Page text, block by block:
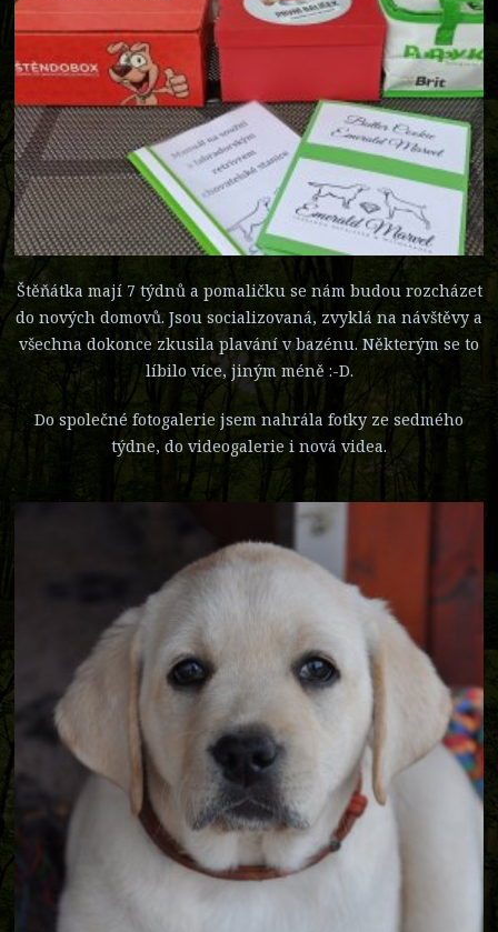
Štěňátka mají 7 týdnů a pomaličku se nám budou rozcházet
do nových domovů. Jsou socializovaná, zvyklá na návštěvy a
všechna dokonce zkusila plavání v bazénu. Některým se to
líbilo více, jiným méně :-D.
Do společné fotogalerie jsem nahrála fotky ze sedmého
týdne, do videogalerie i nová videa.